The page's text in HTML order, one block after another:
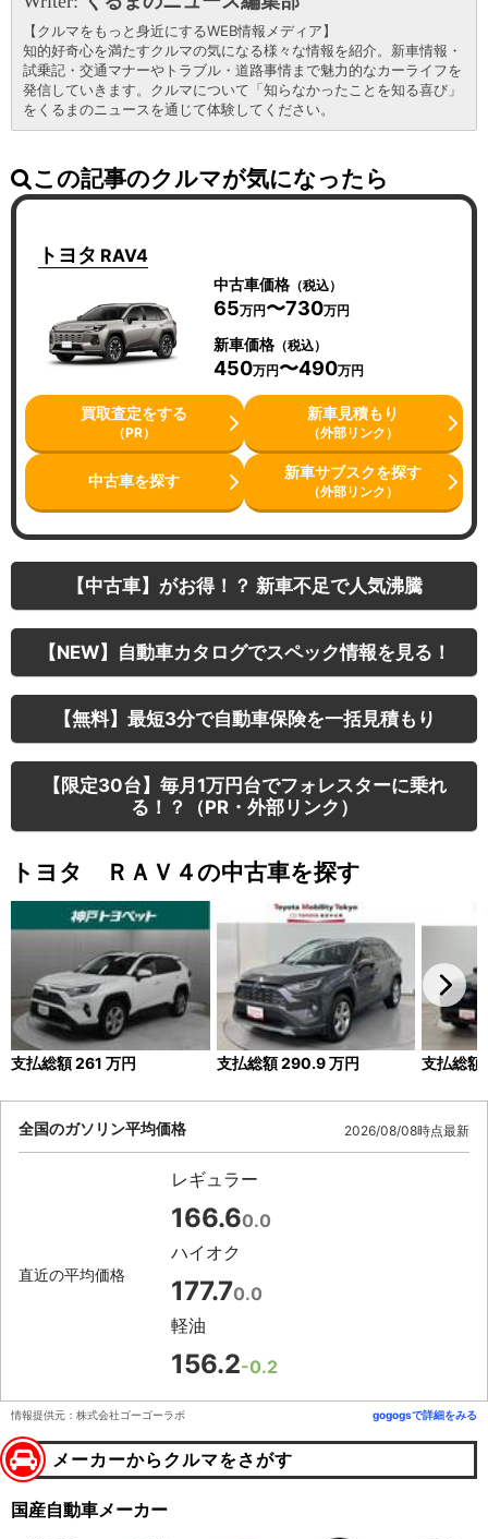
【クルマをもっと身近にするWEB情報メディア】
知的好奇心を満たすクルマの気になる様々な情報を紹介。新車情報・
試乗記・交通マナーやトラブル・道路事情まで魅力的なカーライフを
発信していきます。クルマについて「知らなかったことを知る喜び」
をくるまのニュースを通じて体験してください。
この記事のクルマが気になったら
トヨタ RAV4
中古車価格（税込）
65万円〜730万円
新車価格（税込）
450万円〜490万円
買取査定をする
（PR）
新車見積もり
（外部リンク）
中古車を探す 新車サブスクを探す
（外部リンク）
【中古車】がお得！？ 新車不足で人気沸騰
【NEW】自動車カタログでスペック情報を見る！
【無料】最短3分で自動車保険を一括見積もり
【限定30台】毎月1万円台でフォレスターに乗れ
る！？（PR・外部リンク）
トヨタ ＲＡＶ４の中古車を探す
支払総額261 万円 支払総額290.9万円 支払総額
全国のガソリン平均価格 2026/08/08時点最新
直近の平均価格
レギュラー
166.60.0
ハイオク
177.70.0
軽油
156.2-0.2
情報提供元：株式会社ゴーゴーラボ gogogsで詳細をみる
メーカーからクルマをさがす
国産自動車メーカー